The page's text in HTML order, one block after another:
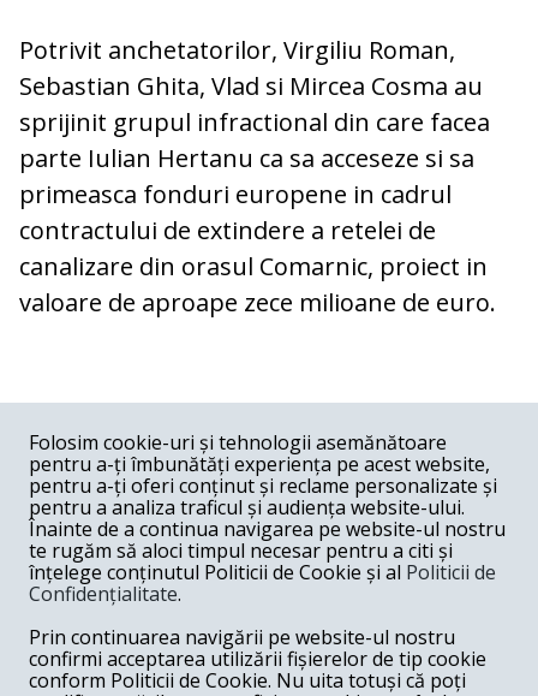
Potrivit anchetatorilor, Virgiliu Roman,
Sebastian Ghita, Vlad si Mircea Cosma au
sprijinit grupul infractional din care facea
parte Iulian Hertanu ca sa acceseze si sa
primeasca fonduri europene in cadrul
contractului de extindere a retelei de
canalizare din orasul Comarnic, proiect in
valoare de aproape zece milioane de euro.
COMENTARII
Nume
Email
Folosim cookie-uri și tehnologii asemănătoare
pentru a-ți îmbunătăți experiența pe acest website,
pentru a-ți oferi conținut și reclame personalizate și
pentru a analiza traficul și audiența website-ului.
Înainte de a continua navigarea pe website-ul nostru
te rugăm să aloci timpul necesar pentru a citi și
înțelege conținutul Politicii de Cookie și al Politicii de
Confidențialitate.
Prin continuarea navigării pe website-ul nostru
confirmi acceptarea utilizării fișierelor de tip cookie
conform Politicii de Cookie. Nu uita totuși că poți